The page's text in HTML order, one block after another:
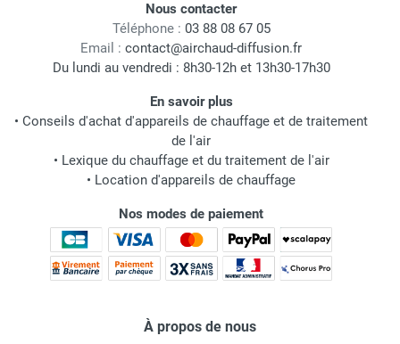
Nous contacter
Téléphone : 03 88 08 67 05
Email : contact@airchaud-diffusion.fr
Du lundi au vendredi : 8h30-12h et 13h30-17h30
En savoir plus
• Conseils d'achat d'appareils de chauffage et de traitement
de l'air
• Lexique du chauffage et du traitement de l'air
• Location d'appareils de chauffage
Nos modes de paiement
À propos de nous